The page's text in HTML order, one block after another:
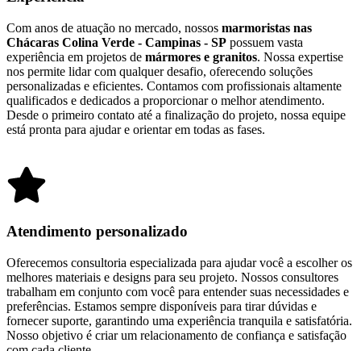
Com anos de atuação no mercado, nossos marmoristas nas
Chácaras Colina Verde - Campinas - SP possuem vasta
experiência em projetos de mármores e granitos. Nossa expertise
nos permite lidar com qualquer desafio, oferecendo soluções
personalizadas e eficientes. Contamos com profissionais altamente
qualificados e dedicados a proporcionar o melhor atendimento.
Desde o primeiro contato até a finalização do projeto, nossa equipe
está pronta para ajudar e orientar em todas as fases.
Atendimento personalizado
Oferecemos consultoria especializada para ajudar você a escolher os
melhores materiais e designs para seu projeto. Nossos consultores
trabalham em conjunto com você para entender suas necessidades e
preferências. Estamos sempre disponíveis para tirar dúvidas e
fornecer suporte, garantindo uma experiência tranquila e satisfatória.
Nosso objetivo é criar um relacionamento de confiança e satisfação